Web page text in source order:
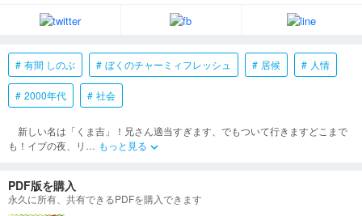
有間 しのぶ ぼくのチャーミィフレッシュ 居候 人情
2000年代 社会
新しい名は「くま吉」！兄さん適当すぎます、でもついて行きますどこまで
も！イブの夜、リ … もっと見る keyboard_arrow_down
PDF版を購入
永久に所有、共有できるPDFを購入できます